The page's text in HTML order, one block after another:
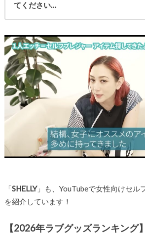
てください…
「SHELLY」も、YouTubeで女性向けセル
を紹介しています！
【2026年ラブグッズランキング】